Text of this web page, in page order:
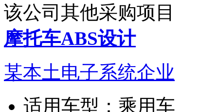
该公司其他采购项目
摩托车ABS设计
某本土电子系统企业
适用车型： 乘用车